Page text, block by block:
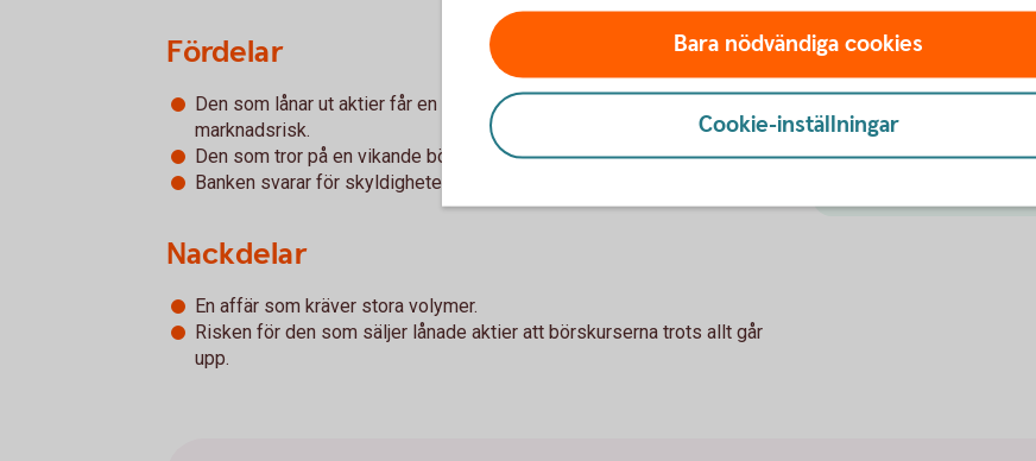
Fördelar
Den som lånar ut aktier får en premie som extra avkastning och utan
marknadsrisk.
Den som tror på en vikande börs kan göra vinster utan att äga aktier.
Banken svarar för skyldigheter och krav hos respektive part.
Nackdelar
En affär som kräver stora volymer.
Risken för den som säljer lånade aktier att börskurserna trots allt går
upp.
Ett aktielån innebär
en bank som lånar ut
aktier kan aktieägaren
marknadsrisk.
Bara nödvändiga cookies
Cookie-inställningar